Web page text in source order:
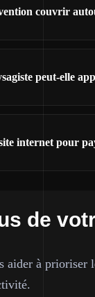
couvrir
peut-elle
internet pour
de
aider à prioriser